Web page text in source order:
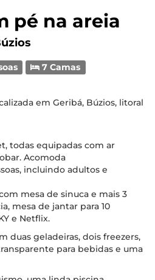
pé na areia
7 Camas
em Geribá, Búzios, litoral
todas equipadas com ar
Acomoda
incluindo adultos e
mesa de sinuca e mais 3
mesa de jantar para 10
e Netflix.
duas geladeiras, dois freezers,
para bebidas e uma